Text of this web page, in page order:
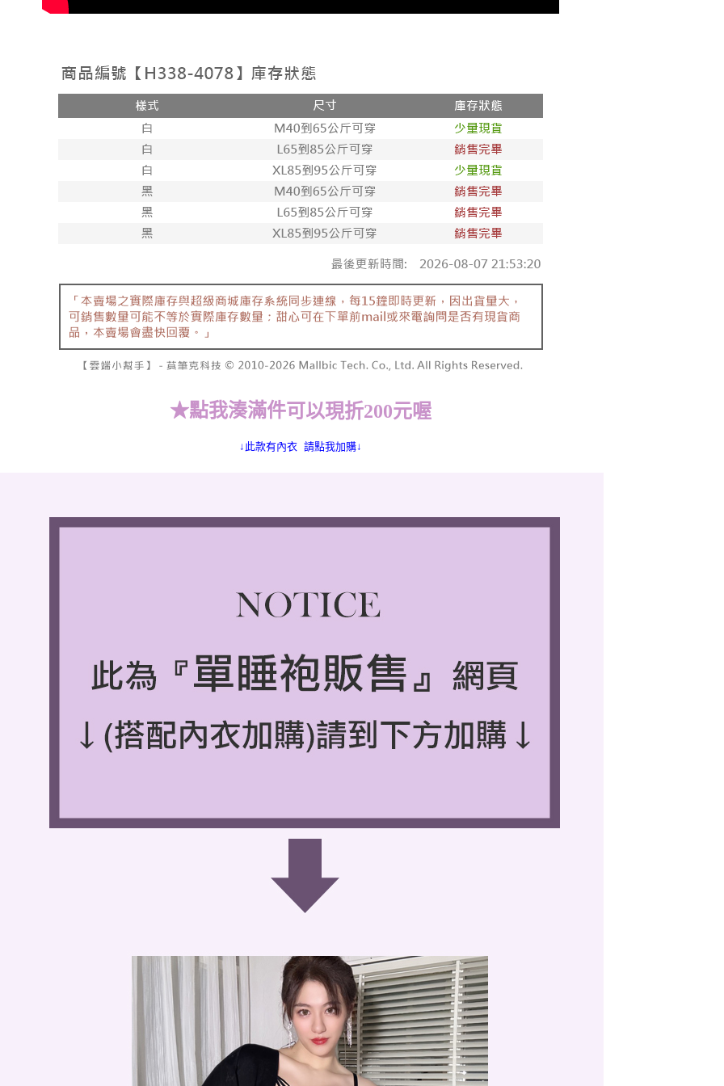
★點我湊滿件可以現折200元喔
↓此款有內衣 請點我加購↓